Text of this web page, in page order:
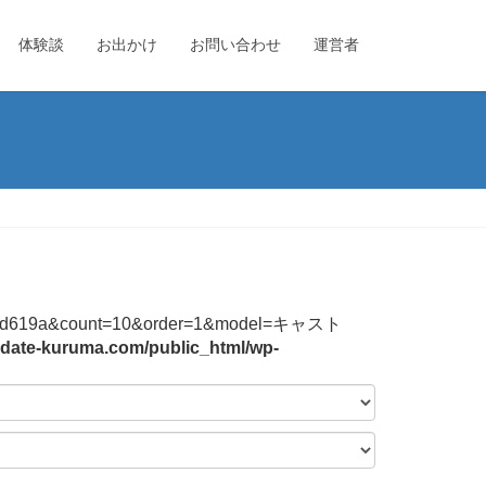
体験談 お出かけ お問い合わせ 運営者
キャスト
kuruma.com/public_html/wp-